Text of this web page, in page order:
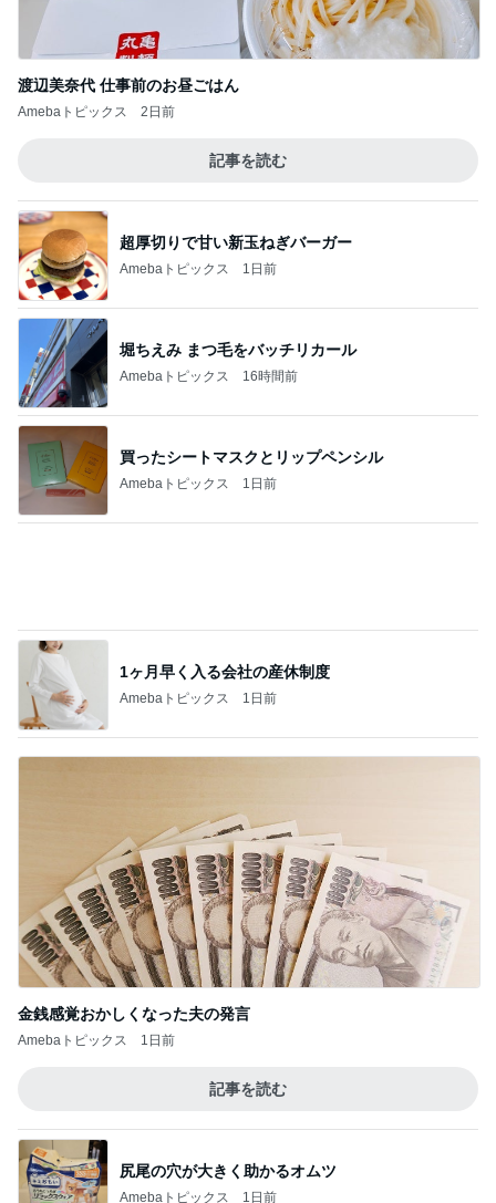
渡辺美奈代 仕事前のお昼ごはん
Amebaトピックス 2日前
記事を読む
超厚切りで甘い新玉ねぎバーガー
Amebaトピックス 1日前
堀ちえみ まつ毛をバッチリカール
Amebaトピックス 16時間前
買ったシートマスクとリップペンシル
Amebaトピックス 1日前
1ヶ月早く入る会社の産休制度
Amebaトピックス 1日前
金銭感覚おかしくなった夫の発言
Amebaトピックス 1日前
記事を読む
尻尾の穴が大きく助かるオムツ
Amebaトピックス 1日前